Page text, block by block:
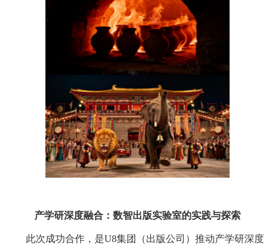
产学研深度融合：数智出版实验室的实践与探索
此次成功合作，是U8集团（出版公司）推动产学研深度